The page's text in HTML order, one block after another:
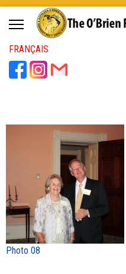
FRANÇAIS
Photo 08